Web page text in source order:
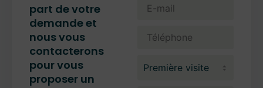
part de votre
demande et
nous vous
contacterons
pour vous
proposer un